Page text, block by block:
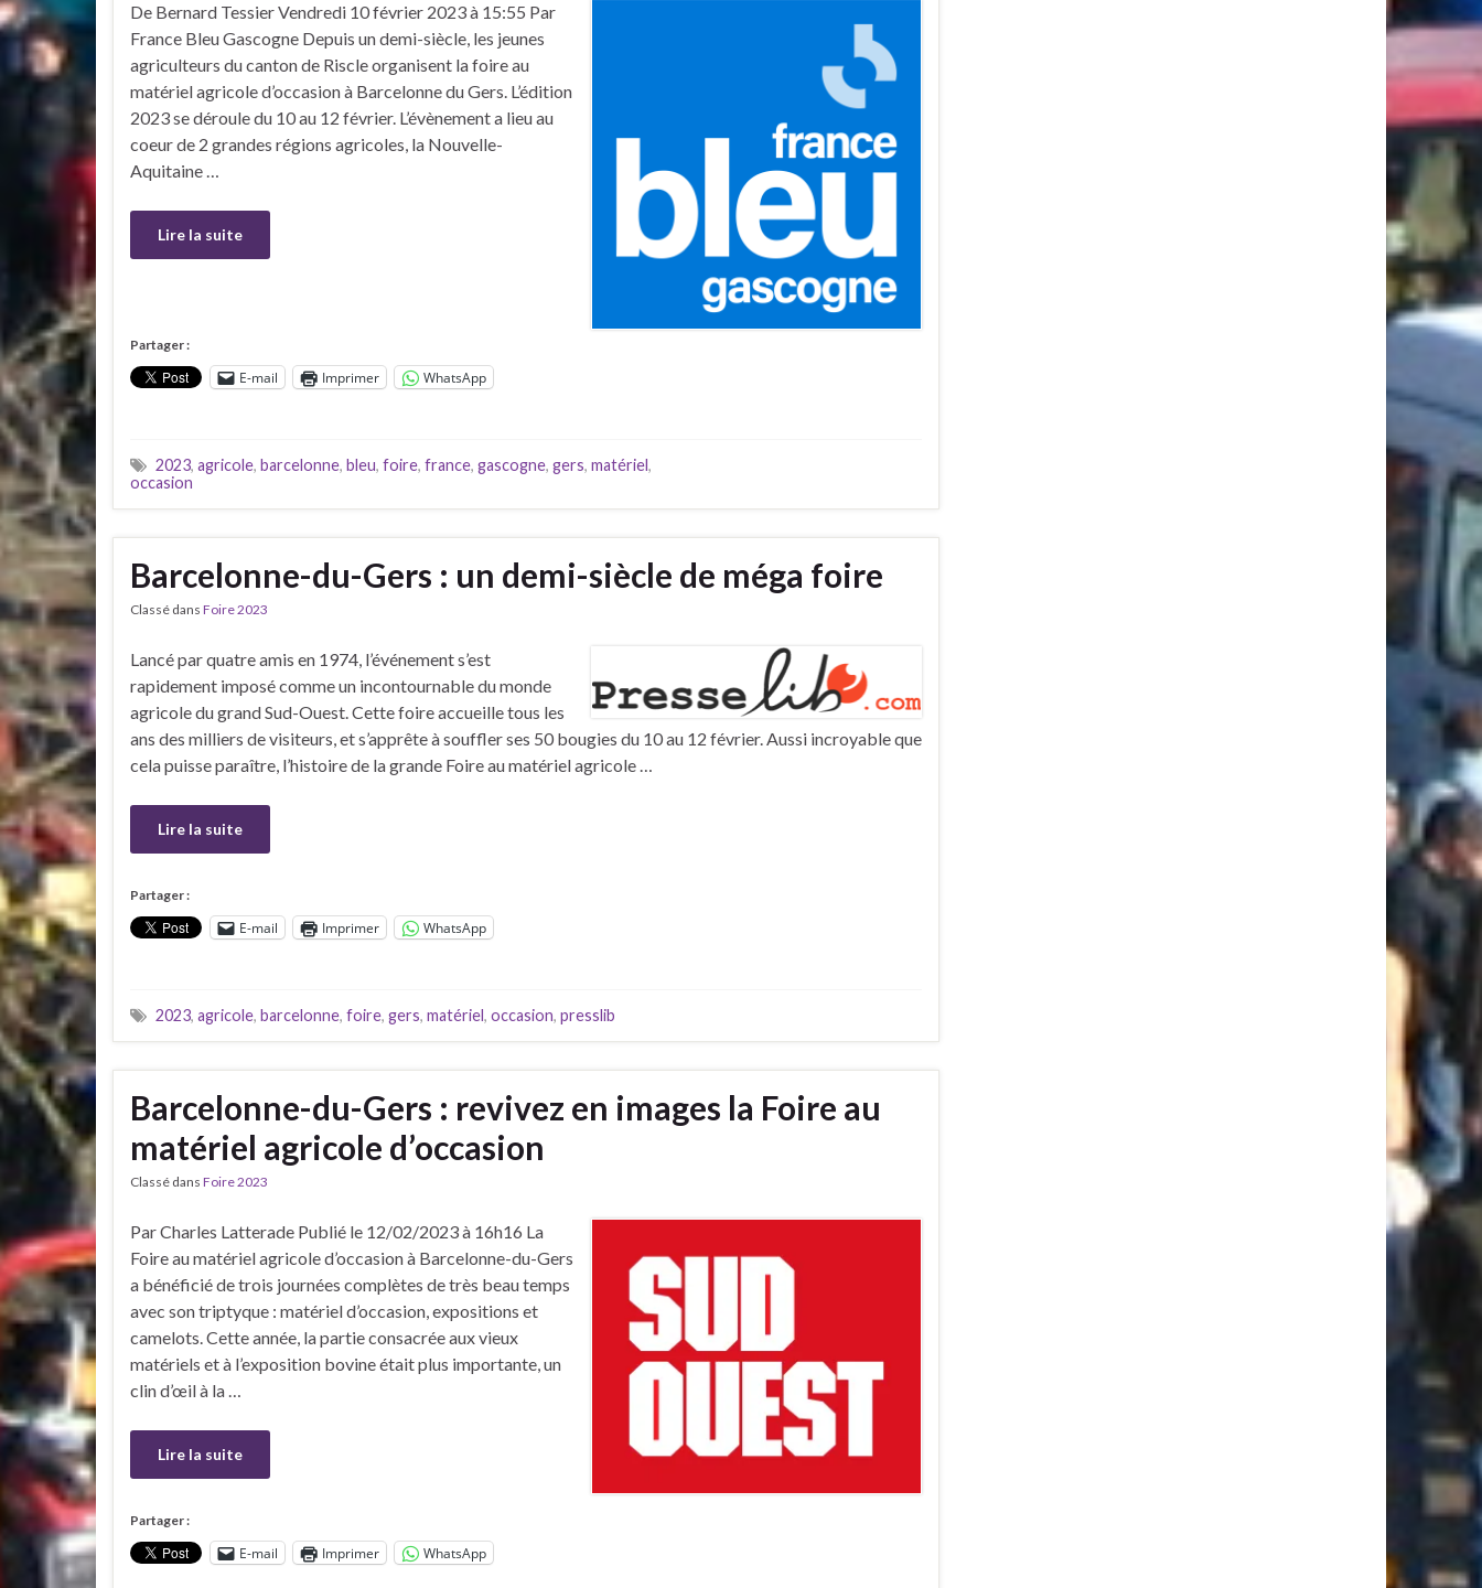
De Bernard Tessier Vendredi 10 février 2023 à 15:55 Par
France Bleu Gascogne Depuis un demi-siècle, les jeunes
agriculteurs du canton de Riscle organisent la foire au
matériel agricole d’occasion à Barcelonne du Gers. L’édition
2023 se déroule du 10 au 12 février. L’évènement a lieu au
coeur de 2 grandes régions agricoles, la Nouvelle-
Aquitaine …
Lire la suite
Partager :
E-mail Imprimer WhatsApp
2023, agricole, barcelonne, bleu, foire, france, gascogne, gers, matériel,
occasion
Barcelonne-du-Gers : un demi-siècle de méga foire
Classé dans Foire 2023
Lancé par quatre amis en 1974, l’événement s’est
rapidement imposé comme un incontournable du monde
agricole du grand Sud-Ouest. Cette foire accueille tous les
ans des milliers de visiteurs, et s’apprête à souffler ses 50 bougies du 10 au 12 février. Aussi incroyable que
cela puisse paraître, l’histoire de la grande Foire au matériel agricole …
Lire la suite
Partager :
E-mail Imprimer WhatsApp
2023, agricole, barcelonne, foire, gers, matériel, occasion, presslib
Barcelonne-du-Gers : revivez en images la Foire au
matériel agricole d’occasion
Classé dans Foire 2023
Par Charles Latterade Publié le 12/02/2023 à 16h16 La
Foire au matériel agricole d’occasion à Barcelonne-du-Gers
a bénéficié de trois journées complètes de très beau temps
avec son triptyque : matériel d’occasion, expositions et
camelots. Cette année, la partie consacrée aux vieux
matériels et à l’exposition bovine était plus importante, un
clin d’œil à la …
Lire la suite
Partager :
E-mail Imprimer WhatsApp